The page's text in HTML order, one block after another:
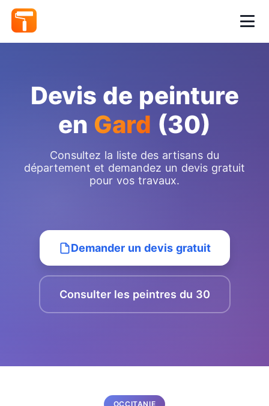
Devis de peinture
en Gard (30)
Consultez la liste des artisans du
département et demandez un devis gratuit
pour vos travaux.
Demander un devis gratuit
Consulter les peintres du 30
OCCITANIE